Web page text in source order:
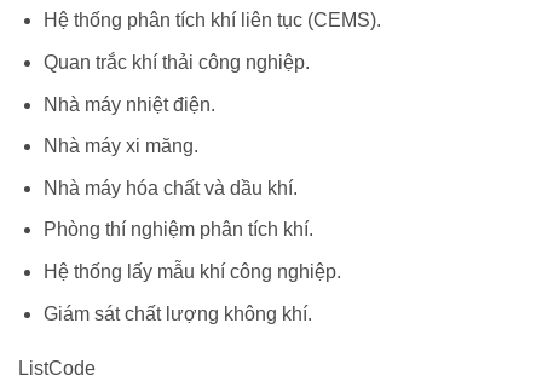
Hệ thống phân tích khí liên tục (CEMS).
Quan trắc khí thải công nghiệp.
Nhà máy nhiệt điện.
Nhà máy xi măng.
Nhà máy hóa chất và dầu khí.
Phòng thí nghiệm phân tích khí.
Hệ thống lấy mẫu khí công nghiệp.
Giám sát chất lượng không khí.
ListCode